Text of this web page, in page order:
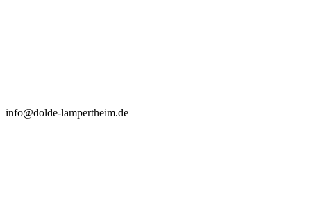
info@dolde-lampertheim.de